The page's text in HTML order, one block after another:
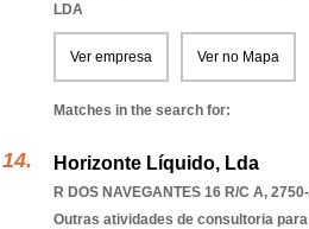
LDA
Ver empresa Ver no Mapa
Matches in the search for:
Horizonte Líquido, Lda
R DOS NAVEGANTES 16 R/C A,
Outras atividades de consultoria